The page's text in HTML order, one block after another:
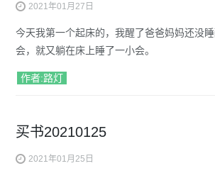
2021年01月27日
今天我第一个起床的，我醒了爸爸妈妈还没
会，就又躺在床上睡了一小会。
作者:路灯
买书20210125
2021年01月25日